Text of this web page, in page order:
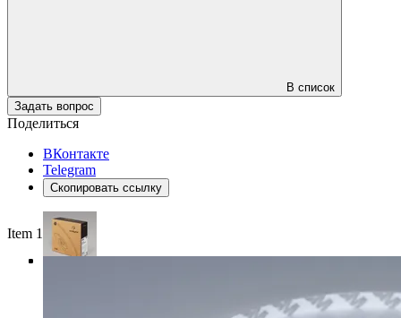
В список
Задать вопрос
Поделиться
ВКонтакте
Telegram
Скопировать ссылку
Item 1 of 4